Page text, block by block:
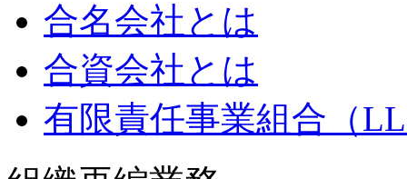
合名会社とは
合資会社とは
有限責任事業組合（